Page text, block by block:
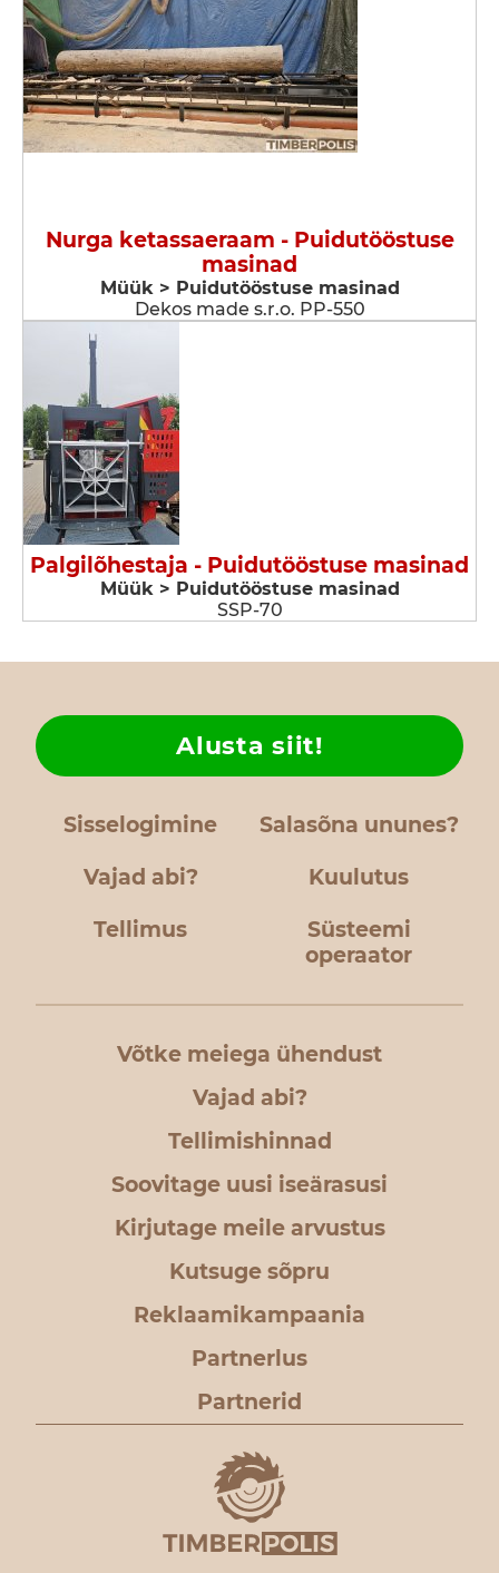
Nurga ketassaeraam - Puidutööstuse
masinad
Müük > Puidutööstuse masinad
Dekos made s.r.o. PP-550
Palgilõhestaja - Puidutööstuse masinad
Müük > Puidutööstuse masinad
SSP-70
Sisselogimine Salasõna ununes?
Vajad abi?
Alusta siit!
Kuulutus
Tellimus
Süsteemi
operaator
Võtke meiega ühendust
Vajad abi?
Tellimishinnad
Soovitage uusi iseärasusi
Kirjutage meile arvustus
Kutsuge sõpru
Reklaamikampaania
Partnerlus
Partnerid